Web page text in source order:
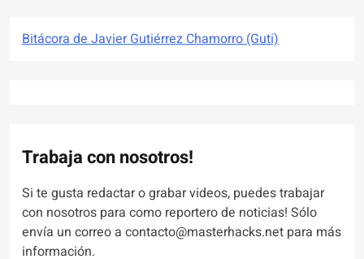
Bitácora de Javier Gutiérrez Chamorro (Guti)
Trabaja con nosotros!
Si te gusta redactar o grabar videos, puedes trabajar
con nosotros para como reportero de noticias! Sólo
envía un correo a contacto@masterhacks.net para más
información.